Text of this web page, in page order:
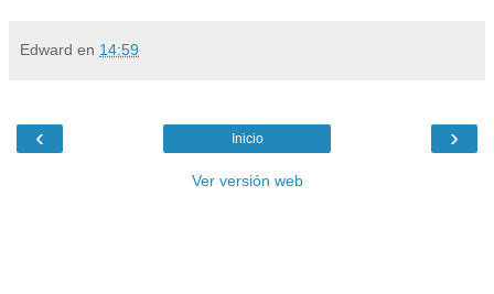
Edward en 14:59
‹ ›
Inicio
Ver versión web